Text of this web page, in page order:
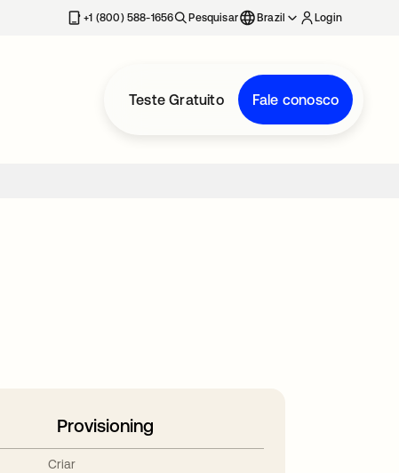
+1 (800) 588-1656 Pesquisar Brazil Login
Teste Gratuito Fale conosco
Provisioning
Criar